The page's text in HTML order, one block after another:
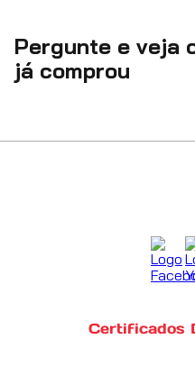
Pergunte e veja
já comprou
Certificados